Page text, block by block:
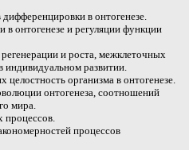
в онтогенезе.
в онтогенезе и регуляции функции
и роста, межклеточных
развитии.
организма в онтогенезе.
онтогенеза, соотношений
мира.
процессов.
процессов